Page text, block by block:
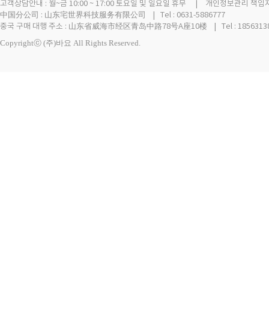
고객상담안내 : 월~금 10:00 ~ 17:00 토요일 및 일요일 휴무 | 개인정보관리 책임
中国分公司 : 山东宅世界科技服务有限公司 | Tel : 0631-5886777
중국 구매 대행 주소 : 山东省威海市经区青岛中路78号A座10楼 | Tel :
Copyrightⓒ (주)바요 All Rights Reserved.